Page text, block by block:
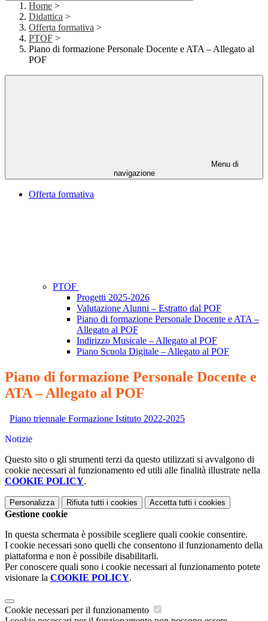
Home >
Didattica >
Offerta formativa >
PTOF >
Piano di formazione Personale Docente e ATA – Allegato al
POF
Menu di
navigazione
Offerta formativa
PTOF
Progetti 2025-2026
Valutazione Alunni – Estratto dal POF
Piano di formazione Personale Docente e ATA –
Allegato al POF
Indirizzo Musicale – Allegato al POF
Piano Scuola Digitale – Allegato al POF
Piano di formazione Personale Docente e
ATA – Allegato al POF
Piano triennale Formazione Istituto 2022-2025
Notizie
Questo sito o gli strumenti terzi da questo utilizzati si avvalgono di
cookie necessari al funzionamento ed utili alle finalità illustrate nella
COOKIE POLICY.
Personalizza Rifiuta tutti i cookies Accetta tutti i cookies
Gestione cookie
In questa schermata è possibile scegliere quali cookie consentire.
I cookie necessari sono quelli che consentono il funzionamento della
piattaforma e non è possibile disabilitarli.
Per conoscere quali sono i cookie necessari al funzionamento potete
visionare la COOKIE POLICY.
Cookie necessari per il funzionamento